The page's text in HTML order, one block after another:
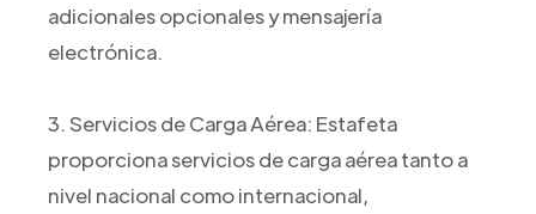
adicionales opcionales y mensajería
electrónica.
3. Servicios de Carga Aérea: Estafeta
proporciona servicios de carga aérea tanto a
nivel nacional como internacional,